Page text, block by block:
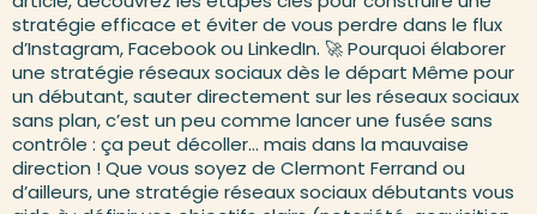
stratégie efficace et éviter de vous perdre dans le flux
d’Instagram, Facebook ou LinkedIn. 🚀 Pourquoi élaborer
une stratégie réseaux sociaux dès le départ Même pour
un débutant, sauter directement sur les réseaux sociaux
sans plan, c’est un peu comme lancer une fusée sans
contrôle : ça peut décoller… mais dans la mauvaise
direction ! Que vous soyez de Clermont Ferrand ou
d’ailleurs, une stratégie réseaux sociaux débutants vous